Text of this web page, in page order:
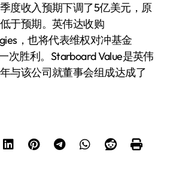
度收入预期下调了5亿美元，原
于预期。英伟达收购
，也将代表维权对冲基金
次胜利。Starboard Value是英伟
与该公司就董事会组成达成了